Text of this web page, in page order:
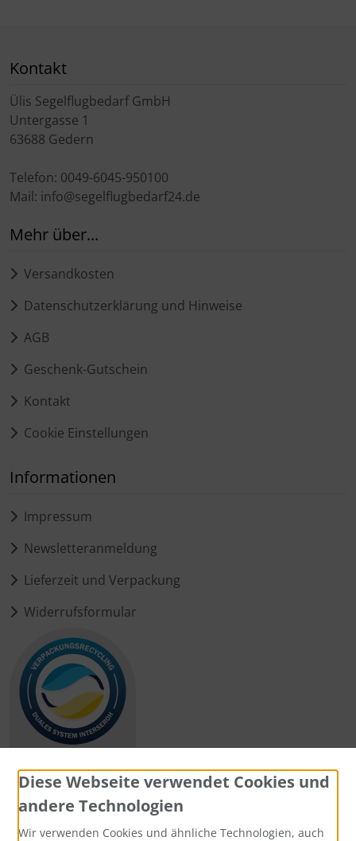
Kontakt
Ülis Segelflugbedarf GmbH
Untergasse 1
63688 Gedern
Telefon: 0049-6045-950100
Mail: info@segelflugbedarf24.de
Mehr über...
Versandkosten
Datenschutzerklärung und Hinweise
AGB
Geschenk-Gutschein
Kontakt
Cookie Einstellungen
Informationen
Impressum
Newsletteranmeldung
Lieferzeit und Verpackung
Widerrufsformular
Zahlungsmethoden
Diese Webseite verwendet Cookies und
andere Technologien
Wir verwenden Cookies und ähnliche Technologien, auch